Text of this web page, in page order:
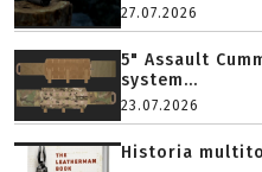
27.07.2026
5" Assault
system...
23.07.2026
Historia